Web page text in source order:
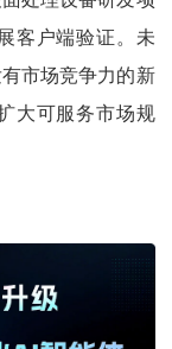
客户端验证。未
市场竞争力的新
大可服务市场规